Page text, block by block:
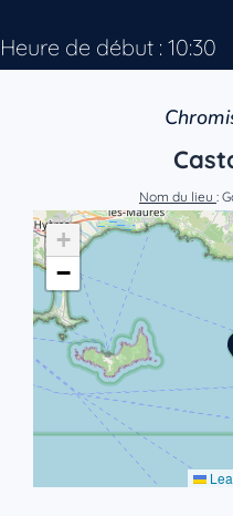
Heure de début : 10:30
Nom du lieu :
+
−